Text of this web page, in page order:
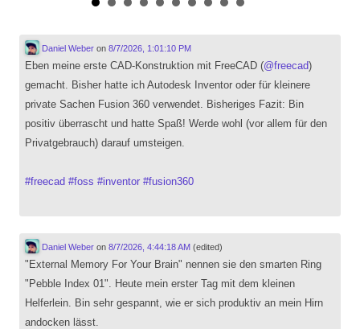
Daniel Weberon 8/7/2026, 1:01:10 PM
Eben meine erste CAD-Konstruktion mit FreeCAD (@freecad)
gemacht. Bisher hatte ich Autodesk Inventor oder für kleinere
private Sachen Fusion 360 verwendet. Bisheriges Fazit: Bin
positiv überrascht und hatte Spaß! Werde wohl (vor allem für den
Privatgebrauch) darauf umsteigen.
#freecad #foss #inventor #fusion360
Daniel Weberon 8/7/2026, 4:44:18 AM (edited)
"External Memory For Your Brain" nennen sie den smarten Ring
"Pebble Index 01". Heute mein erster Tag mit dem kleinen
Helferlein. Bin sehr gespannt, wie er sich produktiv an mein Hirn
andocken lässt.